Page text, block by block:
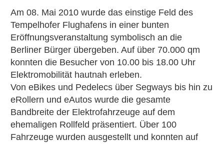
Am 08. Mai 2010 wurde das einstige Feld des
Tempelhofer Flughafens in einer bunten
Eröffnungsveranstaltung symbolisch an die
Berliner Bürger übergeben. Auf über 70.000 qm
konnten die Besucher von 10.00 bis 18.00 Uhr
Elektromobilität hautnah erleben.
Von eBikes und Pedelecs über Segways bis hin zu
eRollern und eAutos wurde die gesamte
Bandbreite der Elektrofahrzeuge auf dem
ehemaligen Rollfeld präsentiert. Über 100
Fahrzeuge wurden ausgestellt und konnten auf